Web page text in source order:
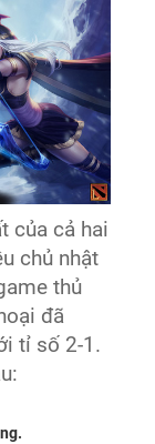
của cả hai
chủ nhật
thủ
đã
tỉ số 2-1.